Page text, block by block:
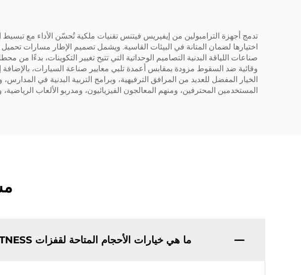
تدمج أجهزة الترامبولين من إيفيريس فيتنس تقنيات ملكية تُحسّن الأداء مع تبسيط
اختيارها لضمان المتانة في البيئات القاسية. ويشمل تصميم الإطار مسارات
صناعات اللياقة البدنية التصاميم الوحداتية التي تتيح تغيير التكوينات،
وقائية ضد السقوط مزودة بمقابس أعمدة تلبي معايير صناعة السيارات،
الخيار المفضل للعديد من المرافق الترفيهية، وبرامج التربية البدنية في
المستخدمين المحترفين، ومنهم المعالجون الفيزيائيون، ومدربو الألعاب
ما هي خيارات الأحجام المتاحة لقفزات EVERISE FITNESS؟